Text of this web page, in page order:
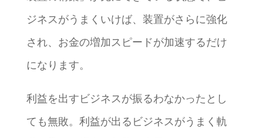
ジネスがうまくいけば、装置がさらに強化
され、お金の増加スピードが加速するだけ
になります。
利益を出すビジネスが振るわなかったとし
ても無敗。利益が出るビジネスがうまく軌